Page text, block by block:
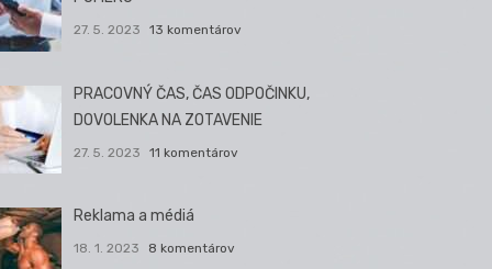
27. 5. 2023 13 komentárov
PRACOVNÝ ČAS, ČAS ODPOČINKU,
DOVOLENKA NA ZOTAVENIE
27. 5. 2023 11 komentárov
Reklama a médiá
18. 1. 2023 8 komentárov